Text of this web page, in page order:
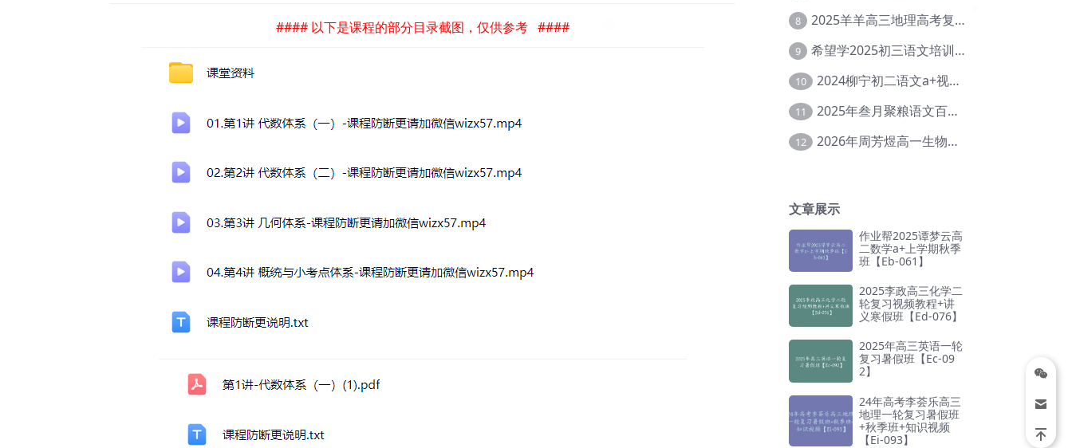
#### 以下是课程的部分目录截图，仅供参考 #### 8 2025羊羊高三地理高考复习视频教程+讲义【Ei-051】
9 希望学2025初三语文培训班秋上A+班（秋上·全国版·A+）【Da-031】
10 2024柳宁初二语文a+视频教程+课堂笔记+讲义（暑假班+秋季班）【Da-003】
11 2025年叁月聚粮语文百日冲刺｜荡平玄学诅咒【Ea-001】
12 2026年周芳煜高一生物上学期网课教程【Ee-056】
文章展示
作业帮2025谭梦云高
二数学a+上学期秋季
班【Eb-061】
2025李政高三化学二
轮复习视频教程+讲
义寒假班【Ed-076】
2025年高三英语一轮
复习暑假班【Ec-09
2】
24年高考李荟乐高三
地理一轮复习暑假班
+秋季班+知识视频
【Ei-093】